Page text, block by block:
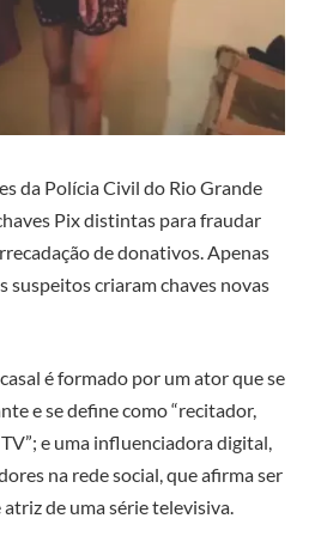
da Polícia Civil do Rio Grande
Pix distintas para fraudar
de donativos. Apenas
suspeitos criaram chaves novas
é formado por um ator que se
e se define como “recitador,
e uma influenciadora digital,
na rede social, que afirma ser
de uma série televisiva.